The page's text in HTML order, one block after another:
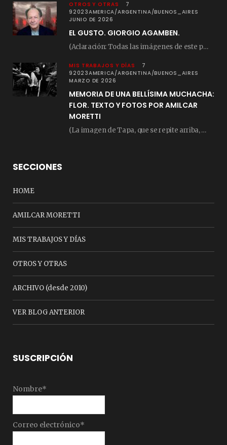
OTROS Y OTRAS
7
92023AMERICA/ARGENTINA/BUENOS_AIRES
JUNIO DE 2026
EL GUSTO. GIORGIO AGAMBEN.
(Aclaración: Todas las imágenes de este posteo fueron tomadas de Bloghemia.com, y todos los…
MIS TRABAJOS Y DÍAS
7
92023AMERICA/ARGENTINA/BUENOS_AIRES
MARZO DE 2026
MEMORIA DE UNA BELLÍSIMA MUCHACHA:
FLOR. TEXTO Y FOTOS POR AMILCAR
MORETTI
(La imagen de Tapa, que se repite arriba, fue compuesta por Amilcar Moretti el viernes…
SECCIONES
HOME
AMILCAR MORETTI
MIS TRABAJOS Y DÍAS
OTROS Y OTRAS
ARCHIVO (desde 2010)
VER BLOG ANTERIOR
SUSCRIPCIÓN
Nombre*
Correo electrónico*